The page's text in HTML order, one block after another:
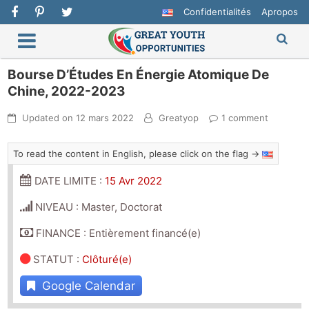
Confidentialités Apropos
Bourse D’Études En Énergie Atomique De
Chine, 2022-2023
Updated on12 mars 2022 Greatyop 1 comment
To read the content in English, please click on the flag →
DATE LIMITE : 15 Avr 2022
NIVEAU : Master, Doctorat
FINANCE : Entièrement financé(e)
STATUT : Clôturé(e)
Google Calendar